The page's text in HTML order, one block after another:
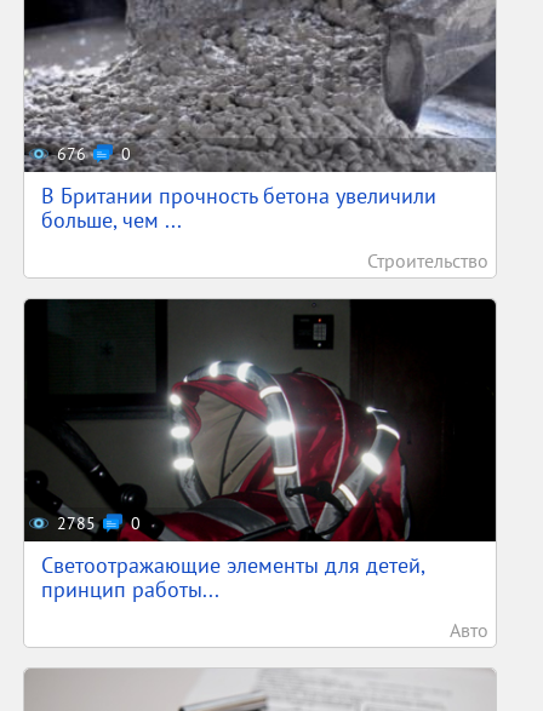
676 0
В Британии прочность бетона увеличили
больше, чем ...
Строительство
2785 0
Светоотражающие элементы для детей,
принцип работы...
Авто